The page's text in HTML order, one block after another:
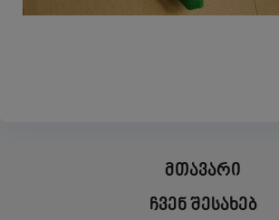
მთავარი
ჩვენ შესახებ